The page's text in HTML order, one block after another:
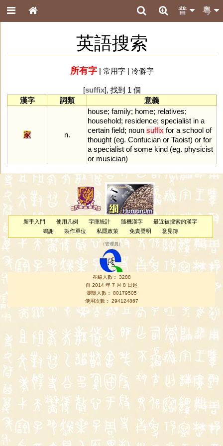
粵
普
英語搜索
所有字| 常用字| 冷僻字
[suffix], 找到 1 個
漢字
詞類 意義
家 n.
house; family; home; relatives;
household; residence; specialist in a
certain field; noun suffix for a school of
thought (eg. Confucian or Taoist) or for
a specialist of some kind (eg. physicist
or musician)
新手入門 使用凡例 字庫統計 隨機漢字
最近被搜索的漢字
鳴謝
製作單位 私隱政策 免責聲明 意見簿
（管理員 ）
在線人數： 3288
自 2014 年 7 月 8 日起
瀏覽人數： 80179505
使用次數： 294124867